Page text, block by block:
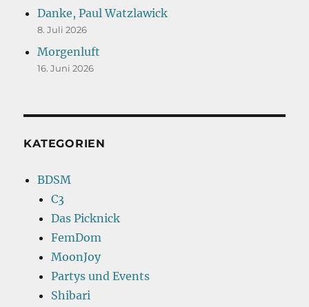
Danke, Paul Watzlawick
8. Juli 2026
Morgenluft
16. Juni 2026
KATEGORIEN
BDSM
C3
Das Picknick
FemDom
MoonJoy
Partys und Events
Shibari